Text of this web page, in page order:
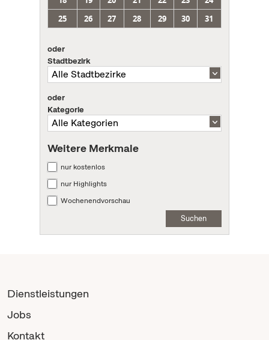
25
26 27 28 29 30 31
oder
Stadtbezirk
oder
Kategorie
Weitere Merkmale
nur kostenlos
nur Highlights
Wochenendvorschau
Suchen
Dienstleistungen
Jobs
Kontakt